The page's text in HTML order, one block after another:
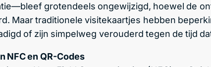
grotendeels ongewijzigd, hoewel de
Maar traditionele visitekaartjes hebben
of zijn simpelweg verouderd tegen de tijd
NFC en QR-Codes